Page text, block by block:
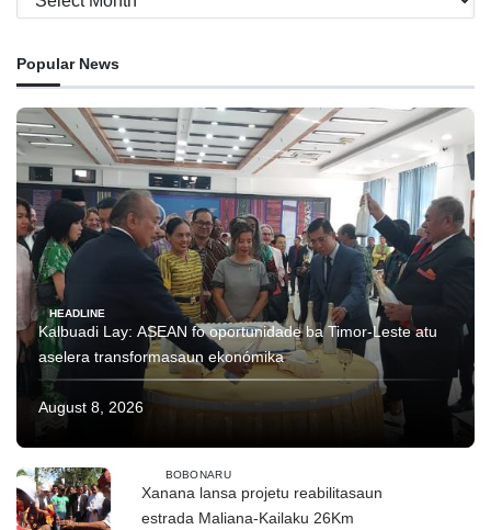
Popular News
HEADLINE
Kalbuadi Lay: ASEAN fo oportunidade ba Timor-Leste atu
aselera transformasaun ekonómika
August 8, 2026
BOBONARU
Xanana lansa projetu reabilitasaun
estrada Maliana-Kailaku 26Km